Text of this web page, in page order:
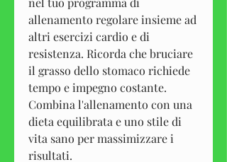
allenamento regolare insieme ad
altri esercizi cardio e di
resistenza. Ricorda che bruciare
il grasso dello stomaco richiede
tempo e impegno costante.
Combina l'allenamento con una
dieta equilibrata e uno stile di
vita sano per massimizzare i
risultati.